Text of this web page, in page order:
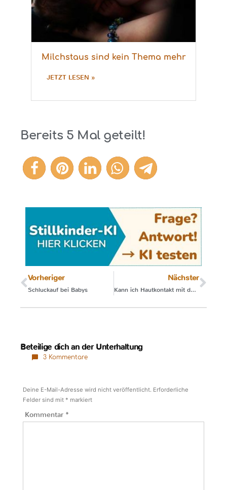
Milchstaus sind kein Thema mehr
JETZT LESEN »
Bereits 5 Mal geteilt!
5
Vorheriger
Schluckauf bei Babys
Nächster
Kann ich Hautkontakt mit dem Neugeborenen später nachholen?
Beteilige dich an der Unterhaltung
3 Kommentare
Deine E-Mail-Adresse wird nicht veröffentlicht. Erforderliche
Felder sind mit * markiert
Kommentar *